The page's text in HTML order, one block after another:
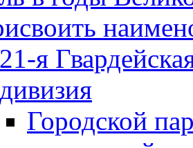
21-я
дивизия
Городской